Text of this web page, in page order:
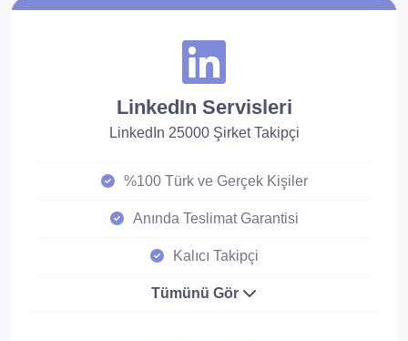
LinkedIn Servisleri
LinkedIn 25000 Şirket Takipçi
%100 Türk ve Gerçek Kişiler
Anında Teslimat Garantisi
Kalıcı Takipçi
Tümünü Gör